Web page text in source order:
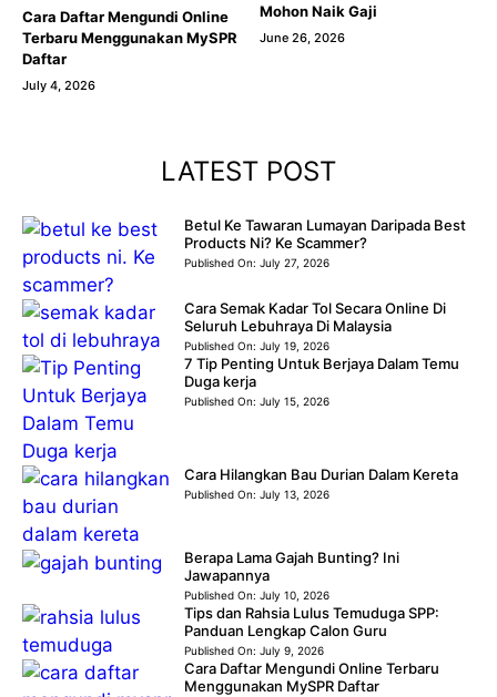
Cara Daftar Mengundi Online
Terbaru Menggunakan MySPR
Daftar
July 4, 2026
Mohon Naik Gaji
June 26, 2026
LATEST POST
Betul Ke Tawaran Lumayan Daripada Best
Products Ni? Ke Scammer?
Published On:July 27, 2026
Cara Semak Kadar Tol Secara Online Di
Seluruh Lebuhraya Di Malaysia
Published On:July 19, 2026
7 Tip Penting Untuk Berjaya Dalam Temu
Duga kerja
Published On:July 15, 2026
Cara Hilangkan Bau Durian Dalam Kereta
Published On:July 13, 2026
Berapa Lama Gajah Bunting? Ini
Jawapannya
Published On:July 10, 2026
Tips dan Rahsia Lulus Temuduga SPP:
Panduan Lengkap Calon Guru
Published On:July 9, 2026
Cara Daftar Mengundi Online Terbaru
Menggunakan MySPR Daftar